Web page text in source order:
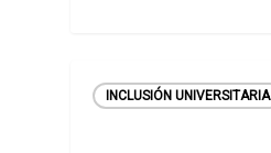
INCLUSIÓN UNIVERSITARIA